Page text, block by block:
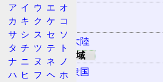
六大州
該当する地域
北アメリカ大陸
存在する国や地域
アメリカ合衆国
ア イ ウ エ オ
カ キ ク ケ コ
サ シ ス セ ソ
タ チ ツ テ
ト
ナ ニ ヌ ネ
ノ
ハ ヒ フ ヘ ホ